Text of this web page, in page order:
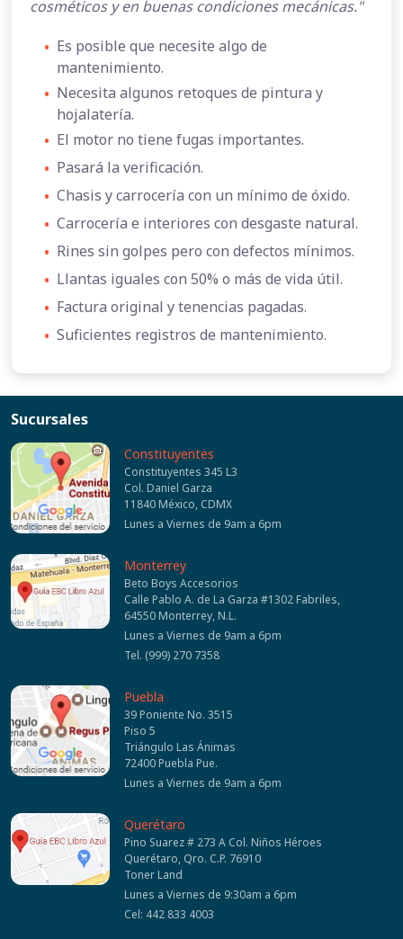
cosméticos y en buenas condiciones mecánicas."
• Es posible que necesite algo de
mantenimiento.
• Necesita algunos retoques de pintura y
hojalatería.
• El motor no tiene fugas importantes.
• Pasará la verificación.
• Chasis y carrocería con un mínimo de óxido.
• Carrocería e interiores con desgaste natural.
• Rines sin golpes pero con defectos mínimos.
• Llantas iguales con 50% o más de vida útil.
• Factura original y tenencias pagadas.
• Suficientes registros de mantenimiento.
Sucursales
Constituyentes
Constituyentes 345 L3
Col. Daniel Garza
11840 México, CDMX
Lunes a Viernes de 9am a 6pm
Monterrey
Beto Boys Accesorios
Calle Pablo A. de La Garza #1302 Fabriles,
64550 Monterrey, N.L.
Lunes a Viernes de 9am a 6pm
Tel. (999) 270 7358
Puebla
39 Poniente No. 3515
Piso 5
Triángulo Las Ánimas
72400 Puebla Pue.
Lunes a Viernes de 9am a 6pm
Querétaro
Pino Suarez # 273 A Col. Niños Héroes
Querétaro, Qro. C.P. 76910
Toner Land
Lunes a Viernes de 9:30am a 6pm
Cel: 442 833 4003